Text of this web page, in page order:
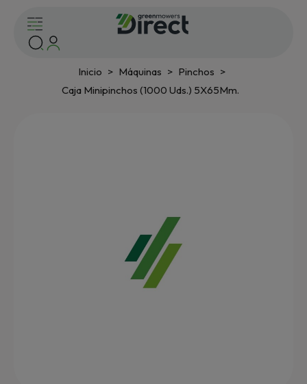
Inicio Máquinas
Pinchos
Caja Minipinchos (1000 Uds.) 5X65Mm.